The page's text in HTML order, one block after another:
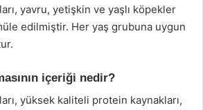
yavru, yetişkin ve yaşlı köpekler
edilmiştir. Her yaş grubuna uygun
içeriği nedir?
yüksek kaliteli protein kaynakları,